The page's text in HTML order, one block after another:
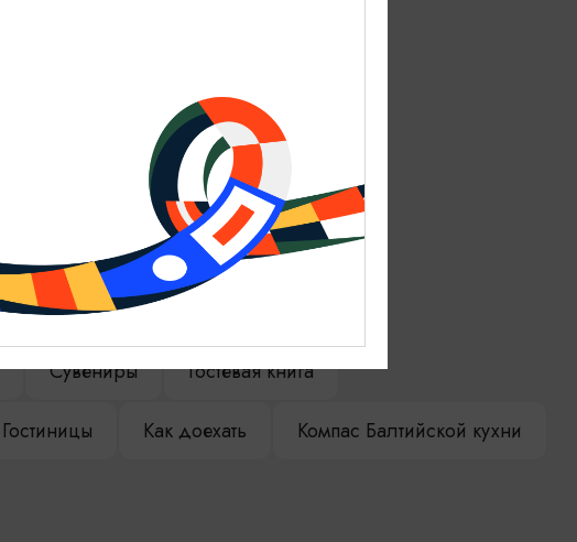
Сувениры Гостевая книга
Гостиницы Как доехать Компас Балтийской кухни